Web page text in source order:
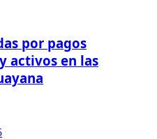
por pagos
activos en las